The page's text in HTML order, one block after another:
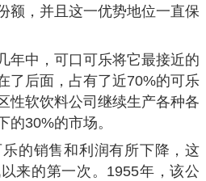
额，并且这一优势地位一直保
年中，可口可乐将它最接近的
了后面，占有了近70%的可乐
性软饮料公司继续生产各种各
的30%的市场。
的销售和利润有所下降，这
来的第一次。1955年，该公